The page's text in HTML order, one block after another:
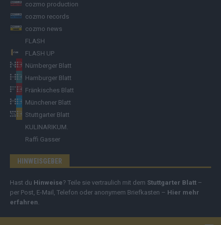
cozmo production
cozmo records
cozmo news
FLASH
FLASH UP
Nürnberger Blatt
Hamburger Blatt
Fränkisches Blatt
Münchener Blatt
Stuttgarter Blatt
KULINARIKUM.
Raffi Gasser
HINWEISGEBER
Hast du Hinweise? Teile sie vertraulich mit dem Stuttgarter Blatt –
per Post, E-Mail, Telefon oder anonymem Briefkasten – Hier mehr
erfahren.